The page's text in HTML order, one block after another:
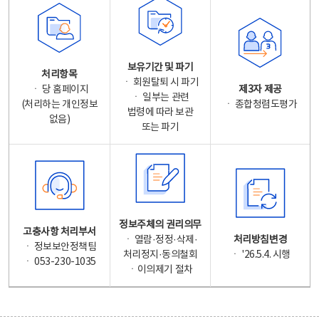
처리항목
ㆍ 당 홈페이지
(처리하는 개인정보
없음)
보유기간 및 파기
ㆍ 회원탈퇴 시 파기
ㆍ 일부는 관련
법령에 따라 보관
또는 파기
제3자 제공
ㆍ 종합청렴도평가
고충사항 처리부서
ㆍ 정보보안정책팀
ㆍ 053-230-1035
정보주체의 권리의무
ㆍ 열람·정정·삭제·
처리정지·동의철회
ㆍ이의제기 절차
처리방침변경
ㆍ '26.5.4. 시행